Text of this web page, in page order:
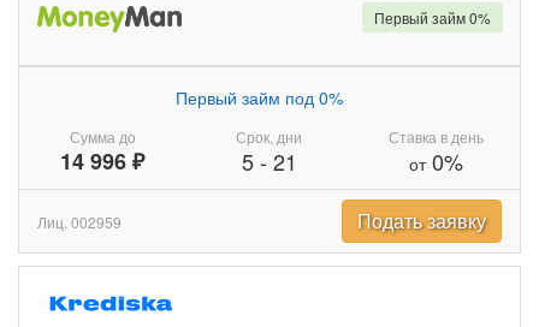
Сумма до
14 996 ₽
Первый займ под 0%
Срок, дни
5- 21
Ставка в день
от0%
Первый займ 0%
Лиц. 002959 Подать заявку